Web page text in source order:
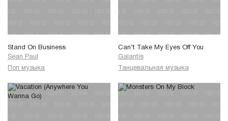
Stand On Business
Sean Paul
Поп музыка
Can’t Take My Eyes Off You
Galantis
Танцевальная музыка